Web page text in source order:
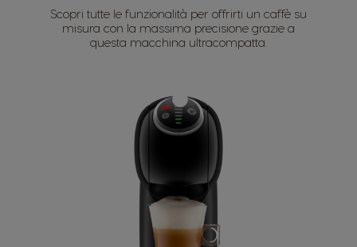
Scopri tutte le funzionalità per offrirti un caffè su
misura con la massima precisione grazie a
questa macchina ultracompatta.